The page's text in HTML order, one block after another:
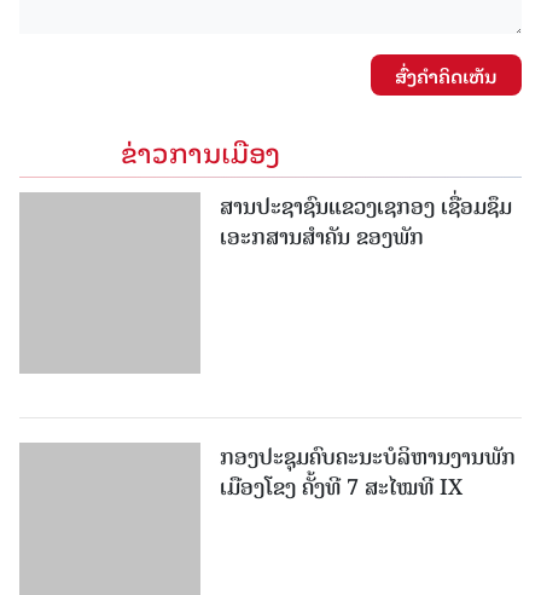
ສົ່ງຄໍາຄິດເຫັນ
ຂ່າວການເມືອງ
ສານປະຊາຊົນແຂວງເຊກອງ ເຊື່ອມຊຶມ
ເອະກສານສໍາຄັນ ຂອງພັກ
ກອງປະຊຸມຄົບຄະນະບໍລິຫານງານພັກ
ເມືອງໂຂງ ຄັ້ງທີ 7 ສະໄໝທີ IX